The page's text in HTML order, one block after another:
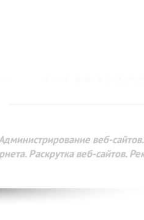
веб-сайтов. SEO
веб-сайтов. Реклама в